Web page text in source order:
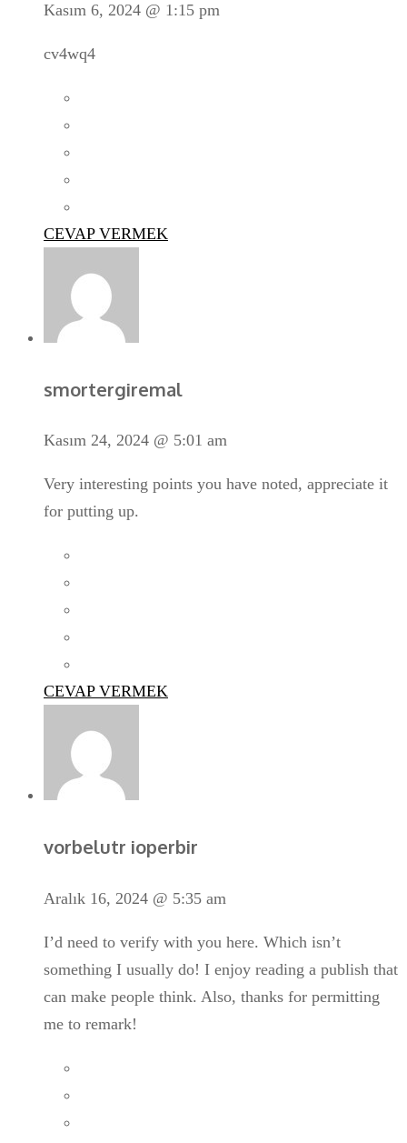
Kasım 6, 2024 @ 1:15 pm
cv4wq4
CEVAP VERMEK
smortergiremal
Kasım 24, 2024 @ 5:01 am
Very interesting points you have noted, appreciate it
for putting up.
CEVAP VERMEK
vorbelutr ioperbir
Aralık 16, 2024 @ 5:35 am
I’d need to verify with you here. Which isn’t
something I usually do! I enjoy reading a publish that
can make people think. Also, thanks for permitting
me to remark!